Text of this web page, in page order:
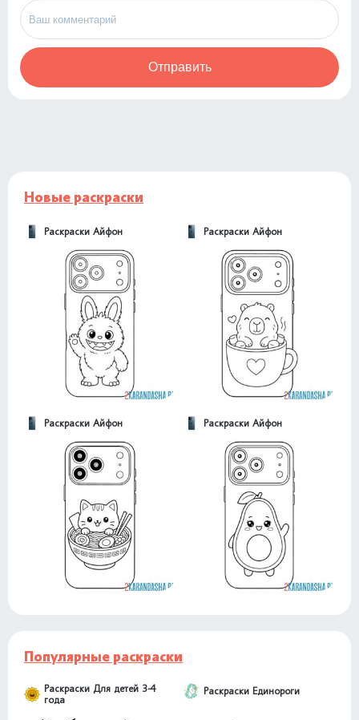
Отправить
Новые раскраски
Раскраски Айфон Раскраски Айфон
Раскраски Айфон Раскраски Айфон
Популярные раскраски
Раскраски Для детей 3-4
года
Раскраски Единороги